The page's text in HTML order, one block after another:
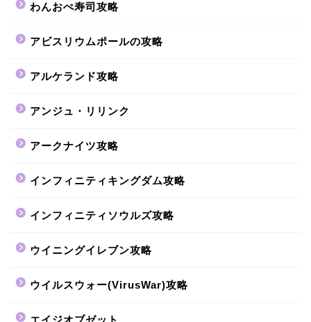
わんおぺ寿司攻略
アビスリウムポールの攻略
アルケランド攻略
アンジュ・リリンク
アークナイツ攻略
インフィニティキングダム攻略
インフィニティソウルズ攻略
ウイニングイレブン攻略
ウイルスウォー(VirusWar)攻略